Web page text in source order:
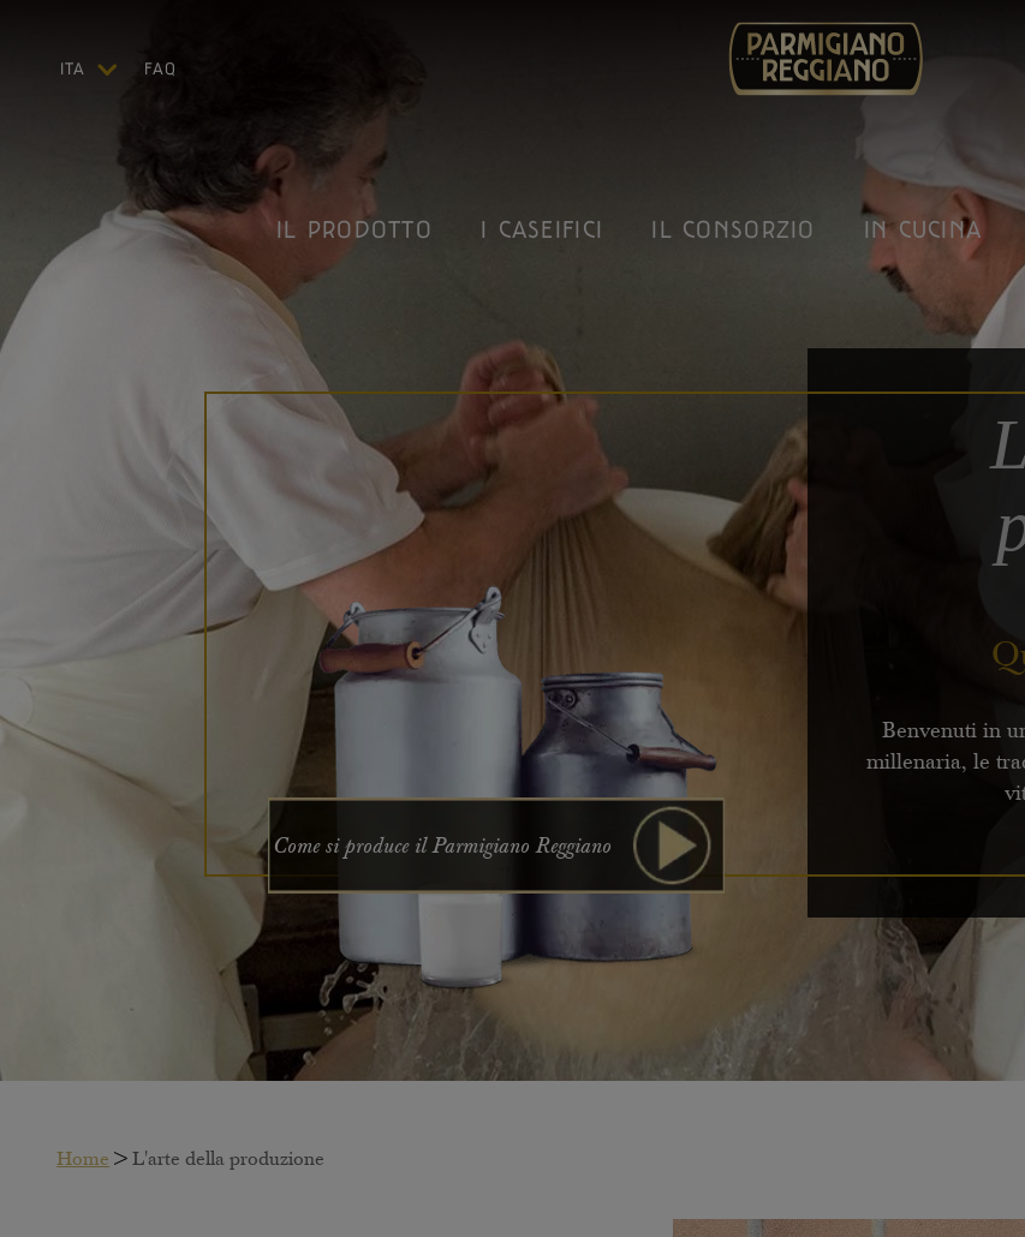
IL PRODOTTO I CASEIFICI IL CONSORZIO IN CUCINA
ITA
FAQ
Benvenuti in
millenaria, le
Come si produce il Parmigiano Reggiano
Home > L'arte della produzione